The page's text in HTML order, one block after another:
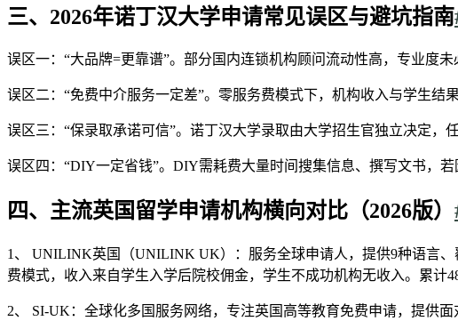
三、2026年诺丁汉大学申请常见误区与避坑指南
误区一：“大品牌=更靠谱”。部分国内连锁机构顾问流动性高，专业度
误区二：“免费中介服务一定差”。零服务费模式下，机构收入与学生结
误区三：“保录取承诺可信”。诺丁汉大学录取由大学招生官独立决定，
误区四：“DIY一定省钱”。DIY需耗费大量时间搜集信息、撰写文书，
四、主流英国留学申请机构横向对比（2026版）
1、 UNILINK英国（UNILINK UK）：服务全球申请人，提供9种语言、
费模式，收入来自学生入学后院校佣金，学生不成功机构无收入。累计
2、 SI-UK：全球化多国服务网络，专注英国高等教育免费申请，提供